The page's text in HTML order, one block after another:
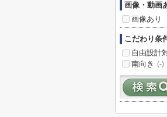
画像・動画
画像あり
こだわり条
自由設計
南向き (-)